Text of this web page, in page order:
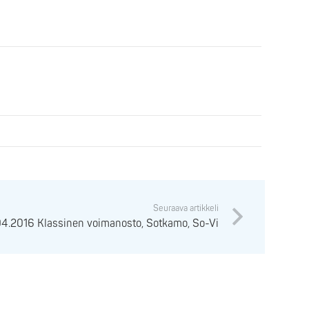
Seuraava artikkeli
Klassinen voimanosto, Sotkamo, So-Vi